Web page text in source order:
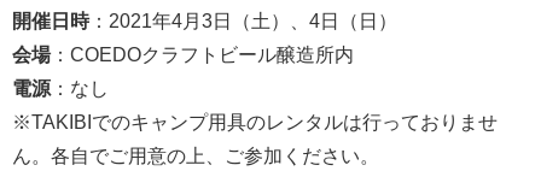
開催日時：2021年4月3日（土）、4日（日）
会場：COEDOクラフトビール醸造所内
電源 ：なし
※TAKIBIでのキャンプ用具のレンタルは行っておりませ
ん。各自でご用意の上、ご参加ください。